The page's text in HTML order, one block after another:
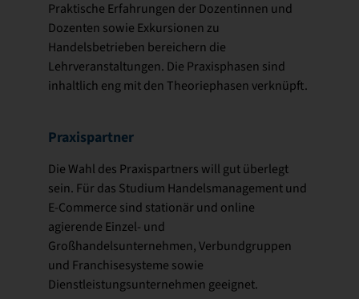
Praktische Erfahrungen der Dozentinnen und
Dozenten sowie Exkursionen zu
Handelsbetrieben bereichern die
Lehrveranstaltungen. Die Praxisphasen sind
inhaltlich eng mit den Theoriephasen verknüpft.
Praxispartner
Die Wahl des Praxispartners will gut überlegt
sein. Für das Studium Handelsmanagement und
E-Commerce sind stationär und online
agierende Einzel- und
Großhandelsunternehmen, Verbundgruppen
und Franchisesysteme sowie
Dienstleistungsunternehmen geeignet.